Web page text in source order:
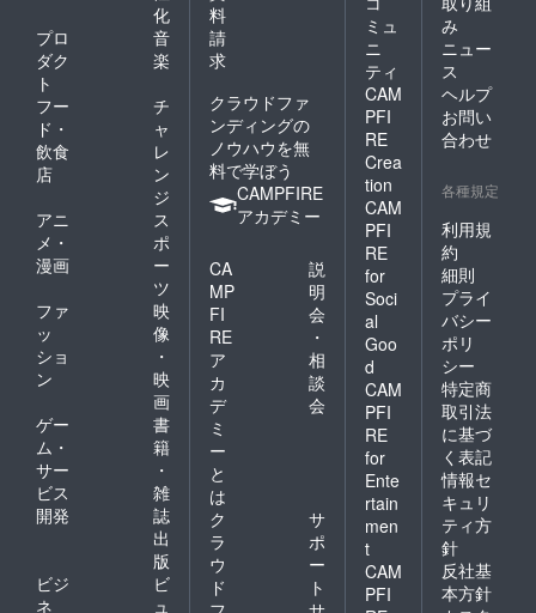
化
プロ
ダク
ト
音
楽
フー
ド・
飲食
店
チ
ャ
レ
ン
ジ
アニ
メ・
漫画
ス
ポ
ー
ツ
ファ
ッ
ショ
ン
映
像
・
映
画
ゲー
ム・
サー
ビス
開発
書
籍
・
雑
誌
出
版
ビジ
ネ
ビ
ュ
料
請
求
クラウドファ
ンディングの
ノウハウを無
料で学ぼう
CAMPFIRE
アカデミー
CA
MP
FI
RE
ア
カ
デ
ミ
ー
と
は
説
明
会
・
相
談
会
ク
ラ
ウ
ド
サ
ポ
ー
ト
ミュ
ニ
ティ
CAM
PFI
RE
Crea
tion
CAM
PFI
RE
for
Soci
al
Goo
d
CAM
PFI
RE
for
Ente
rtain
men
t
CAM
PFI
み
ニュー
ス
ヘルプ
お問い
合わせ
各種規定
利用規
約
細則
プライ
バシー
ポリ
シー
特定商
取引法
に基づ
く表記
情報セ
キュリ
ティ方
針
反社基
本方針